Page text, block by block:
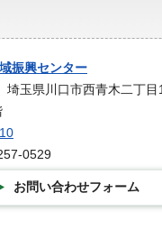
振興センター
玉県川口市西青木二丁目
0529
お問い合わせフォーム